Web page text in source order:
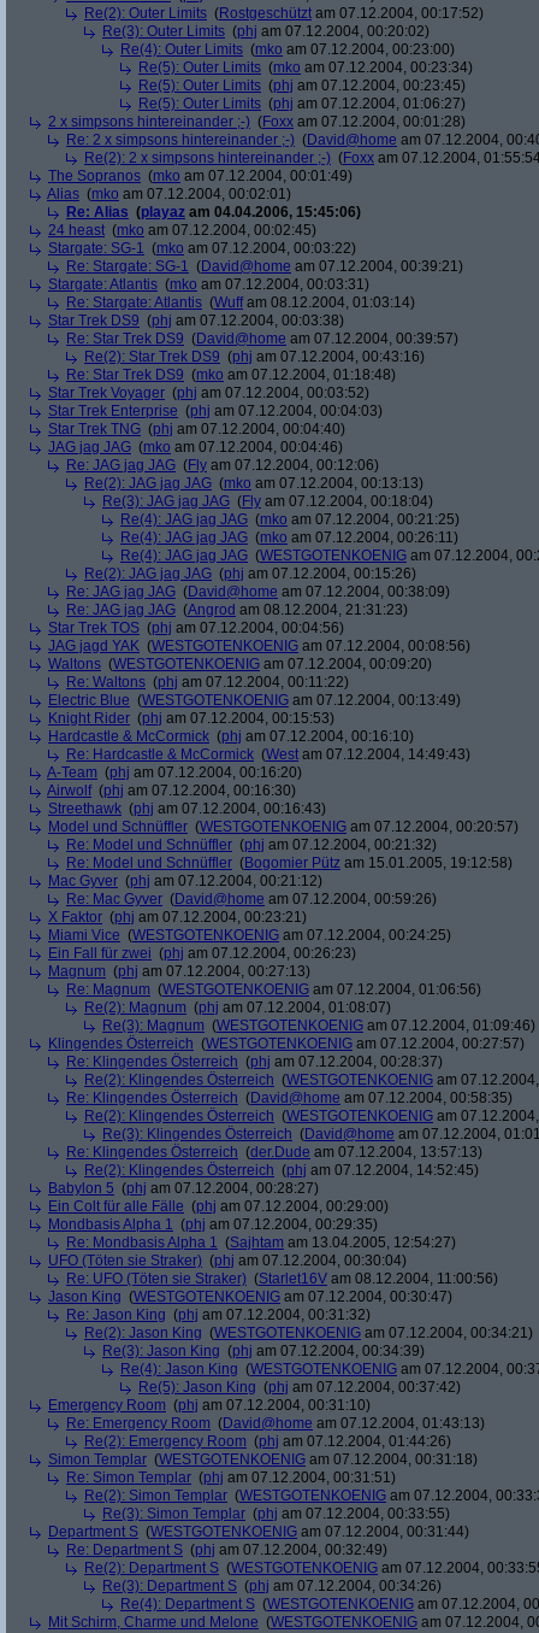
Re(2): Outer Limits (Rostgeschützt am 07.12.2004, 00:17:52)
Re(3): Outer Limits (phj am 07.12.2004, 00:20:02)
Re(4): Outer Limits (mko am 07.12.2004, 00:23:00)
Re(5): Outer Limits (mko am 07.12.2004, 00:23:34)
Re(5): Outer Limits (phj am 07.12.2004, 00:23:45)
Re(5): Outer Limits (phj am 07.12.2004, 01:06:27)
2 x simpsons hintereinander ;-) (Foxx am 07.12.2004, 00:01:28)
Re: 2 x simpsons hintereinander ;-) (David@home am 07.12.2004,
Re(2): 2 x simpsons hintereinander ;-) (Foxx am 07.12.2004,
The Sopranos (mko am 07.12.2004, 00:01:49)
Alias (mko am 07.12.2004, 00:02:01)
Re: Alias (playaz am 04.04.2006, 15:45:06)
24 heast (mko am 07.12.2004, 00:02:45)
Stargate: SG-1 (mko am 07.12.2004, 00:03:22)
Re: Stargate: SG-1 (David@home am 07.12.2004, 00:39:21)
Stargate: Atlantis (mko am 07.12.2004, 00:03:31)
Re: Stargate: Atlantis (Wuffam 08.12.2004, 01:03:14)
Star Trek DS9 (phj am 07.12.2004, 00:03:38)
Re: Star Trek DS9 (David@home am 07.12.2004, 00:39:57)
Re(2): Star Trek DS9 (phj am 07.12.2004, 00:43:16)
Re: Star Trek DS9 (mko am 07.12.2004, 01:18:48)
Star Trek Voyager (phj am 07.12.2004, 00:03:52)
Star Trek Enterprise (phj am 07.12.2004, 00:04:03)
Star Trek TNG (phj am 07.12.2004, 00:04:40)
JAG jag JAG (mko am 07.12.2004, 00:04:46)
Re: JAG jag JAG (Fly am 07.12.2004, 00:12:06)
Re(2): JAG jag JAG (mko am 07.12.2004, 00:13:13)
Re(3): JAG jag JAG (Fly am 07.12.2004, 00:18:04)
Re(4): JAG jag JAG (mko am 07.12.2004, 00:21:25)
Re(4): JAG jag JAG (mko am 07.12.2004, 00:26:11)
Re(4): JAG jag JAG (WESTGOTENKOENIG am 07.12.2004,
Re(2): JAG jag JAG (phj am 07.12.2004, 00:15:26)
Re: JAG jag JAG (David@home am 07.12.2004, 00:38:09)
Re: JAG jag JAG (Angrod am 08.12.2004, 21:31:23)
Star Trek TOS (phj am 07.12.2004, 00:04:56)
JAG jagd YAK (WESTGOTENKOENIG am 07.12.2004, 00:08:56)
Waltons (WESTGOTENKOENIG am 07.12.2004, 00:09:20)
Re: Waltons (phj am 07.12.2004, 00:11:22)
Electric Blue (WESTGOTENKOENIG am 07.12.2004, 00:13:49)
Knight Rider (phj am 07.12.2004, 00:15:53)
Hardcastle & McCormick (phj am 07.12.2004, 00:16:10)
Re: Hardcastle & McCormick (West am 07.12.2004, 14:49:43)
A-Team (phj am 07.12.2004, 00:16:20)
Airwolf(phj am 07.12.2004, 00:16:30)
Streethawk (phj am 07.12.2004, 00:16:43)
Model und Schnüffler (WESTGOTENKOENIG am 07.12.2004, 00:20:57)
Re: Model und Schnüffler (phj am 07.12.2004, 00:21:32)
Re: Model und Schnüffler (Bogomier Pütz am 15.01.2005, 19:12:58)
Mac Gyver (phj am 07.12.2004, 00:21:12)
Re: Mac Gyver (David@home am 07.12.2004, 00:59:26)
X Faktor (phj am 07.12.2004, 00:23:21)
Miami Vice (WESTGOTENKOENIG am 07.12.2004, 00:24:25)
Ein Fall für zwei (phj am 07.12.2004, 00:26:23)
Magnum (phj am 07.12.2004, 00:27:13)
Re: Magnum (WESTGOTENKOENIG am 07.12.2004, 01:06:56)
Re(2): Magnum (phj am 07.12.2004, 01:08:07)
Re(3): Magnum (WESTGOTENKOENIG am 07.12.2004, 01:09:46)
Klingendes Österreich (WESTGOTENKOENIG am 07.12.2004, 00:27:57)
Re: Klingendes Österreich (phj am 07.12.2004, 00:28:37)
Re(2): Klingendes Österreich (WESTGOTENKOENIG am
Re: Klingendes Österreich (David@home am 07.12.2004, 00:58:35)
Re(2): Klingendes Österreich (WESTGOTENKOENIG am
Re(3): Klingendes Österreich (David@home am 07.12.2004,
Re: Klingendes Österreich (der.Dude am 07.12.2004, 13:57:13)
Re(2): Klingendes Österreich (phj am 07.12.2004, 14:52:45)
Babylon 5 (phj am 07.12.2004, 00:28:27)
Ein Colt für alle Fälle (phj am 07.12.2004, 00:29:00)
Mondbasis Alpha 1 (phj am 07.12.2004, 00:29:35)
Re: Mondbasis Alpha 1 (Sajhtam am 13.04.2005, 12:54:27)
UFO (Töten sie Straker) (phj am 07.12.2004, 00:30:04)
Re: UFO (Töten sie Straker) (Starlet16V am 08.12.2004, 11:00:56)
Jason King (WESTGOTENKOENIG am 07.12.2004, 00:30:47)
Re: Jason King (phj am 07.12.2004, 00:31:32)
Re(2): Jason King (WESTGOTENKOENIG am 07.12.2004, 00:34:21)
Re(3): Jason King (phj am 07.12.2004, 00:34:39)
Re(4): Jason King (WESTGOTENKOENIG am 07.12.2004,
Re(5): Jason King (phj am 07.12.2004, 00:37:42)
Emergency Room (phj am 07.12.2004, 00:31:10)
Re: Emergency Room (David@home am 07.12.2004, 01:43:13)
Re(2): Emergency Room (phj am 07.12.2004, 01:44:26)
Simon Templar (WESTGOTENKOENIG am 07.12.2004, 00:31:18)
Re: Simon Templar (phj am 07.12.2004, 00:31:51)
Re(2): Simon Templar (WESTGOTENKOENIG am 07.12.2004,
Re(3): Simon Templar (phj am 07.12.2004, 00:33:55)
Department S (WESTGOTENKOENIG am 07.12.2004, 00:31:44)
Re: Department S (phj am 07.12.2004, 00:32:49)
Re(2): Department S (WESTGOTENKOENIG am 07.12.2004,
Re(3): Department S (phj am 07.12.2004, 00:34:26)
Re(4): Department S (WESTGOTENKOENIG am 07.12.2004,
Mit Schirm, Charme und Melone (WESTGOTENKOENIG am 07.12.2004,